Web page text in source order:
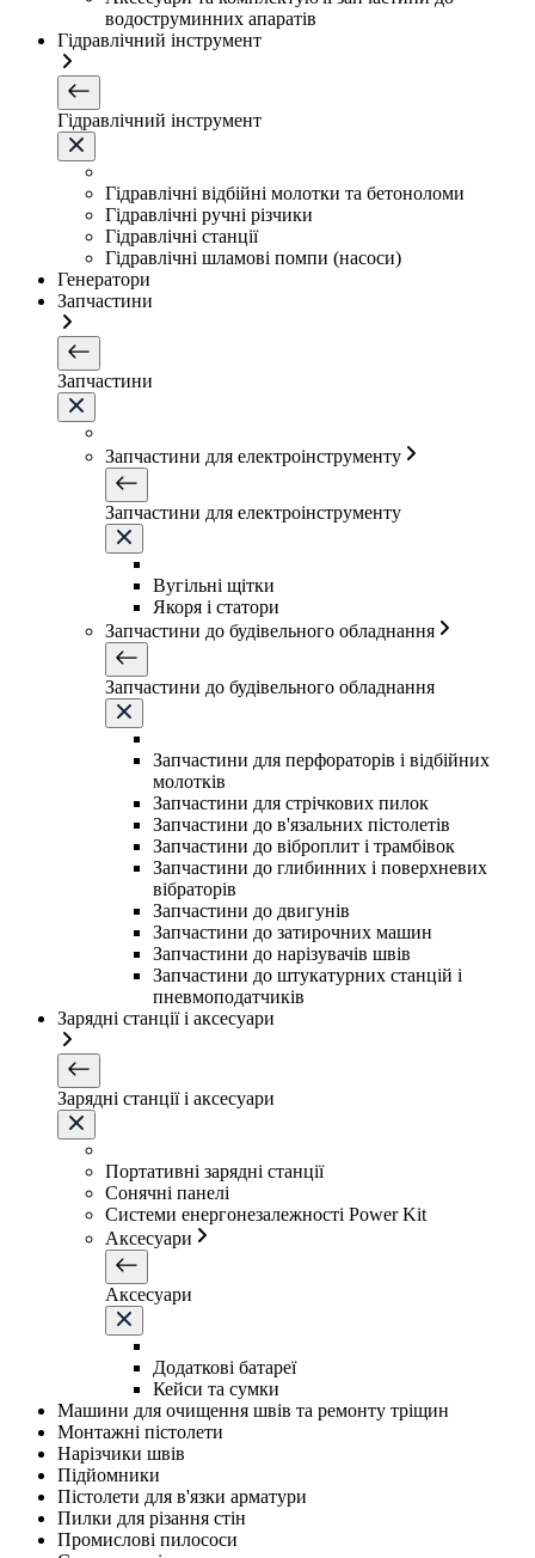
водоструминних апаратів
Гідравлічний інструмент
Гідравлічний інструмент
Гідравлічні відбійні молотки та бетоноломи
Гідравлічні ручні різчики
Гідравлічні станції
Гідравлічні шламові помпи (насоси)
Генератори
Запчастини
Запчастини
Запчастини для електроінструменту
Запчастини для електроінструменту
Вугільні щітки
Якоря і статори
Запчастини до будівельного обладнання
Запчастини до будівельного обладнання
Запчастини для перфораторів і відбійних
молотків
Запчастини для стрічкових пилок
Запчастини до в'язальних пістолетів
Запчастини до віброплит і трамбівок
Запчастини до глибинних і поверхневих
вібраторів
Запчастини до двигунів
Запчастини до затирочних машин
Запчастини до нарізувачів швів
Запчастини до штукатурних станцій і
пневмоподатчиків
Зарядні станції і аксесуари
Зарядні станції і аксесуари
Портативні зарядні станції
Сонячні панелі
Системи енергонезалежності Power Kit
Аксесуари
Аксесуари
Додаткові батареї
Кейси та сумки
Машини для очищення швів та ремонту тріщин
Монтажні пістолети
Нарізчики швів
Підйомники
Пістолети для в'язки арматури
Пилки для різання стін
Промислові пилососи